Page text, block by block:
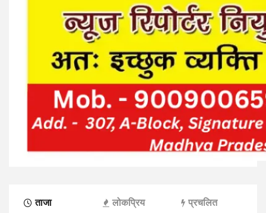
ताजा लोकप्रिय प्रचलित